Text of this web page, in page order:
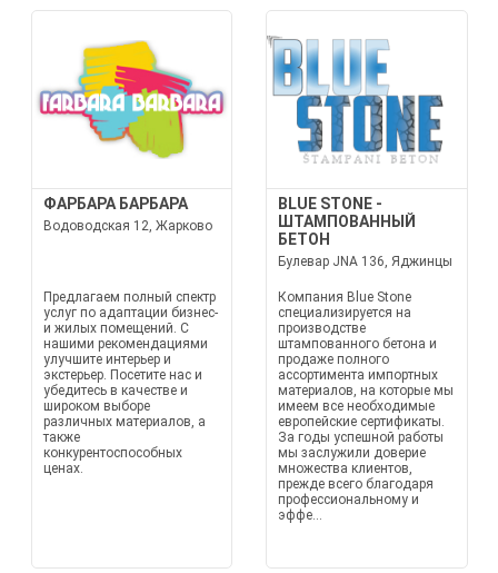
ФАРБАРА БАРБАРА
Водоводская 12, Жарково
Предлагаем полный спектр
услуг по адаптации бизнес-
и жилых помещений. С
нашими рекомендациями
улучшите интерьер и
экстерьер. Посетите нас и
убедитесь в качестве и
широком выборе
различных материалов, а
также
конкурентоспособных
ценах.
BLUE STONE -
ШТАМПОВАННЫЙ
БЕТОН
Булевар JNA 136, Яджинцы
Компания Blue Stone
специализируется на
производстве
штампованного бетона и
продаже полного
ассортимента импортных
материалов, на которые мы
имеем все необходимые
европейские сертификаты.
За годы успешной работы
мы заслужили доверие
множества клиентов,
прежде всего благодаря
профессиональному и
эффе...